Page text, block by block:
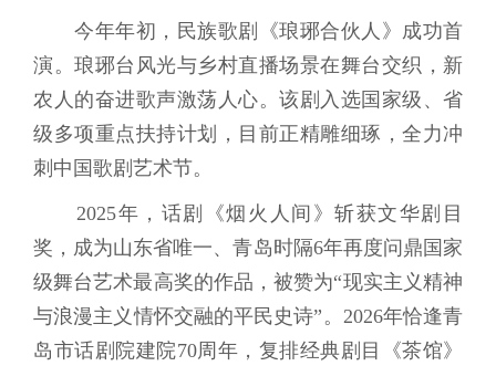
今年年初，民族歌剧《琅琊合伙人》成功首
演。琅琊台风光与乡村直播场景在舞台交织，新
农人的奋进歌声激荡人心。该剧入选国家级、省
级多项重点扶持计划，目前正精雕细琢，全力冲
刺中国歌剧艺术节。
2025年，话剧《烟火人间》斩获文华剧目
奖，成为山东省唯一、青岛时隔6年再度问鼎国家
级舞台艺术最高奖的作品，被赞为“现实主义精神
与浪漫主义情怀交融的平民史诗”。2026年恰逢青
岛市话剧院建院70周年，复排经典剧目《茶馆》